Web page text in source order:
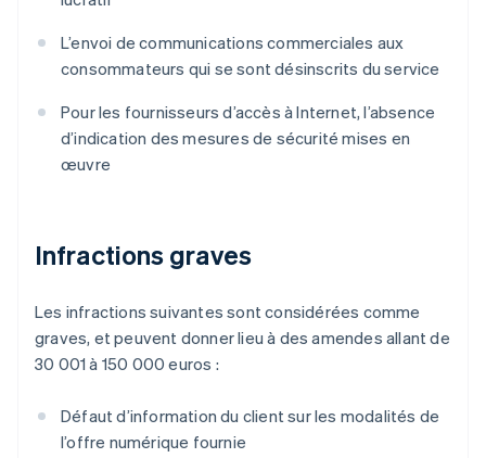
L’envoi de communications commerciales aux
consommateurs qui se sont désinscrits du service
Pour les fournisseurs d’accès à Internet, l’absence
d’indication des mesures de sécurité mises en
œuvre
Infractions graves
Les infractions suivantes sont considérées comme
graves, et peuvent donner lieu à des amendes allant de
30 001 à 150 000 euros :
Défaut d’information du client sur les modalités de
l’offre numérique fournie